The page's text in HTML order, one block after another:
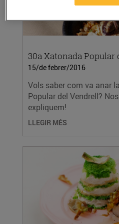
30a Xatonada Popular
15/de febrer/2016
Vols saber com va anar
Popular del Vendrell?
expliquem!
LLEGIR MÉS